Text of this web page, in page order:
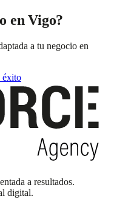
en Vigo?
a tu negocio en
éxito
a resultados.
digital.